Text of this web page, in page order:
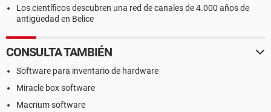
Los científicos descubren una red de canales de 4.000 años de
antigüedad en Belice
CONSULTA TAMBIÉN
Software para inventario de hardware
Miracle box software
Macrium software